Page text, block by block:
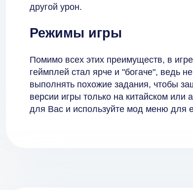
другой урон.
Режимы игры
Помимо всех этих преимуществ, в
геймплей стал ярче и "богаче", ведь
выполнять похожие задания, чтобы
версии игры только на китайском
для Вас и используйте мод меню для